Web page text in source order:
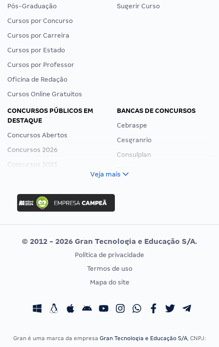
Pós-Graduação
Cursos por Concurso
Cursos por Carreira
Cursos por Estado
Cursos por Professor
Oficina de Redação
Cursos Online Gratuitos
Sugerir Curso
CONCURSOS PÚBLICOS EM
DESTAQUE
Concursos Abertos
Concursos 2026
Concursos 2025
Concurso Ibama
Concurso MPU
Editais publicados
BANCAS DE CONCURSOS
Cebraspe
Cesgranrio
Consulplan
Vunesp
CONCURSOS POR PROFISSÃO
Concursos Fiscais
EXAME DE ORDEM
Calendário OAB
Veja mais
© 2012 - 2026 Gran Tecnologia e Educação S/A.
Política de privacidade
Termos de uso
Mapa do site
Gran é uma marca da empresa Gran Tecnologia e Educação S/A, CNPJ: